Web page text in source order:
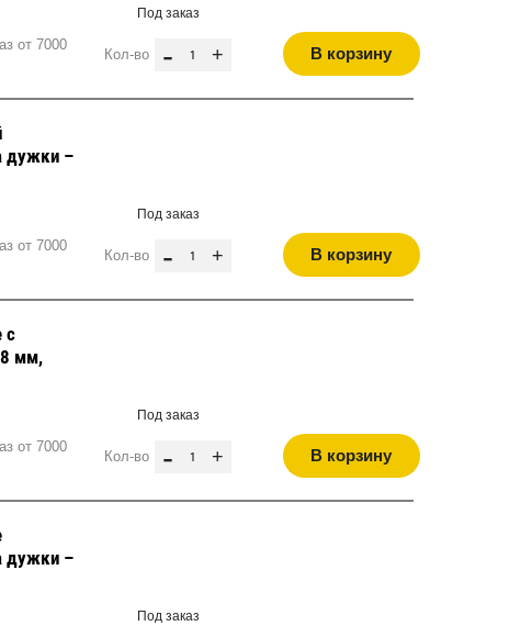
от 7000
Под заказ
Кол-во - + В корзину
дужки –
от 7000
Под заказ
Кол-во - + В корзину
с
мм,
от 7000
Под заказ
Кол-во - + В корзину
дужки –
Под заказ